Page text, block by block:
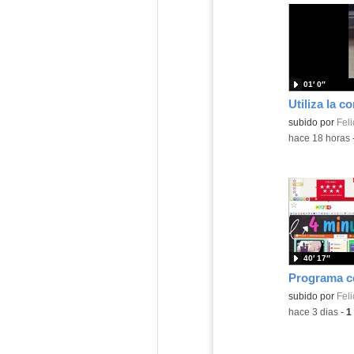
Contenido
subido por
01′ 0″
-hace 18 horas
Contenido
subido por
40′ 17″
-hace 3 dias- 1